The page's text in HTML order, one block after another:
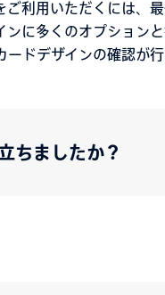
ご利用いただくには、
ンに多くのオプション
ドデザインの確認が行
ちましたか？